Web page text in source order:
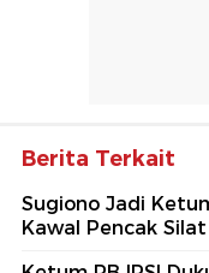
Berita Terkait
Sugiono Jadi
Kawal Pencak